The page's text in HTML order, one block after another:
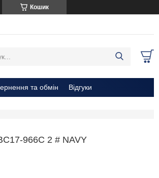
Кошик
та обмін Відгуки
966C 2 # NAVY